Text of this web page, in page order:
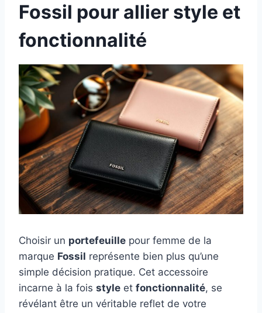
Fossil pour allier style et
fonctionnalité
Choisir un portefeuille pour femme de la
marque Fossil représente bien plus qu’une
simple décision pratique. Cet accessoire
incarne à la fois style et fonctionnalité, se
révélant être un véritable reflet de votre